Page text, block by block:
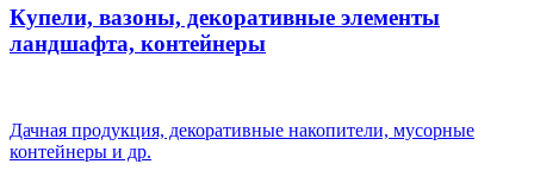
Купели, вазоны, декоративные элементы
ландшафта, контейнеры
Дачная продукция, декоративные накопители, мусорные
контейнеры и др.